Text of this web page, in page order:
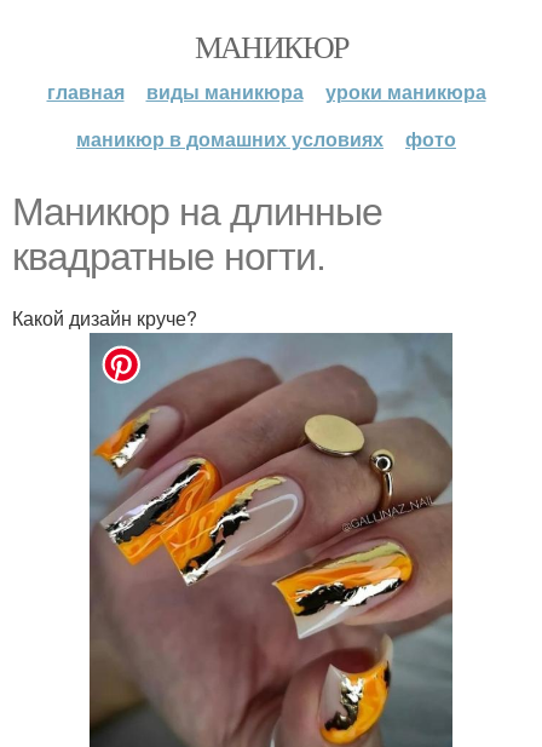
МАНИКЮР
главная виды маникюра
уроки маникюра
маникюр в домашних условиях
фото
Маникюр на длинные
квадратные ногти.
Какой дизайн круче?